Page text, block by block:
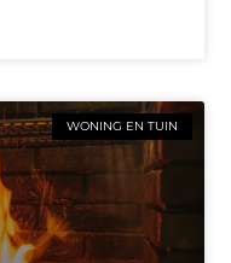
WONING EN TUIN